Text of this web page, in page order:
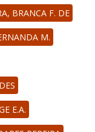
BRANCA F. DE
M.
E.A.